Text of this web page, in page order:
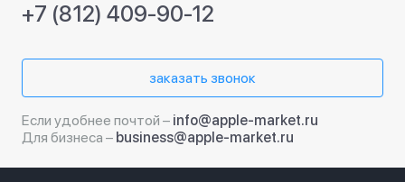
+7 (812) 409-90-12
заказать звонок
Если удобнее почтой – info@apple-market.ru
Для бизнеса – business@apple-market.ru